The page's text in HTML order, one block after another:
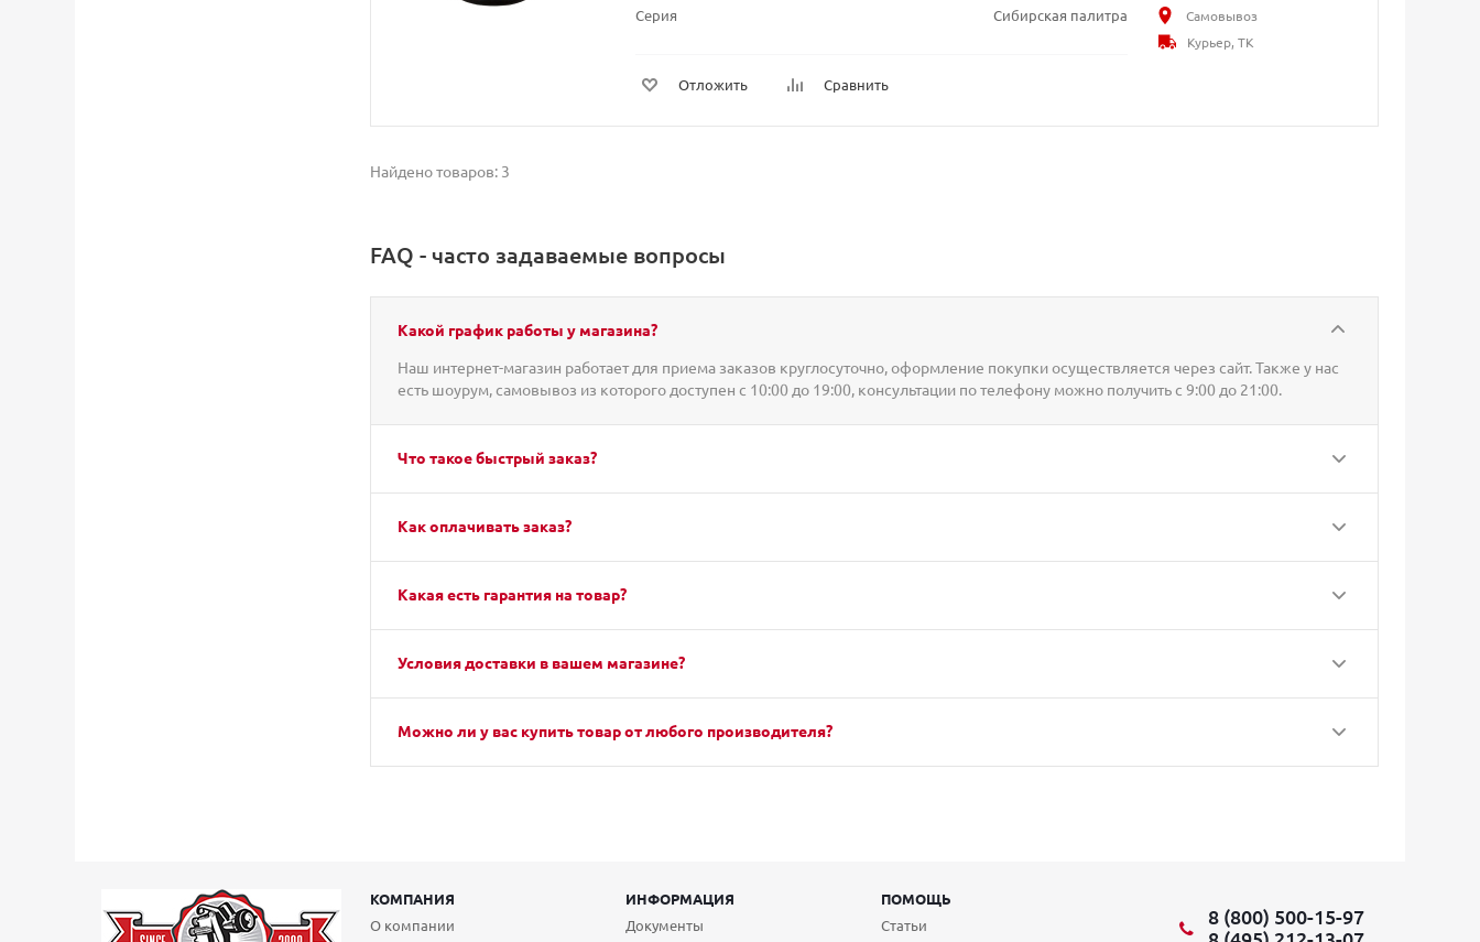
Серия
Сибирская палитра
Отложить Сравнить
Самовывоз
Курьер, ТК
Найдено товаров: 3
FAQ - часто задаваемые вопросы
Какой график работы у магазина?
Наш интернет-магазин работает для приема заказов круглосуточно, оформление покупки осуществляется через сайт. Также у нас
есть шоурум, самовывоз из которого доступен с 10:00 до 19:00, консультации по телефону можно получить с 9:00 до 21:00.
Что такое быстрый заказ?
Как оплачивать заказ?
Какая есть гарантия на товар?
Условия доставки в вашем магазине?
Можно ли у вас купить товар от любого производителя?
КОМПАНИЯ ИНФОРМАЦИЯ
ПОМОЩЬ
О компании
Документы
Статьи
8 (800) 500-15-97